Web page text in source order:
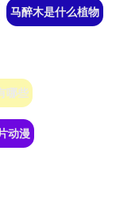
马醉木是什么植物
哪些
动漫